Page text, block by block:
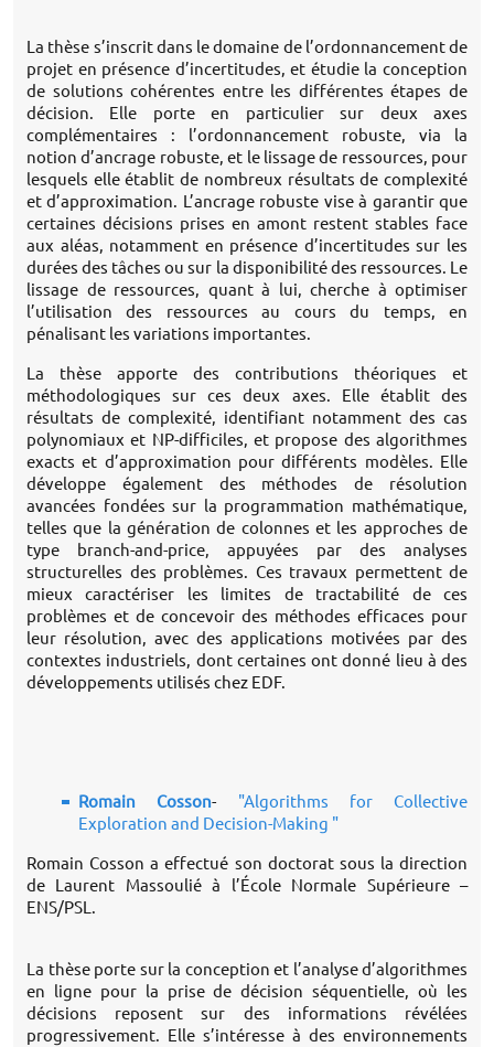
La thèse s’inscrit dans le domaine de l’ordonnancement de
projet en présence d’incertitudes, et étudie la conception
de solutions cohérentes entre les différentes étapes de
décision. Elle porte en particulier sur deux axes
complémentaires : l’ordonnancement robuste, via la
notion d’ancrage robuste, et le lissage de ressources, pour
lesquels elle établit de nombreux résultats de complexité
et d’approximation. L’ancrage robuste vise à garantir que
certaines décisions prises en amont restent stables face
aux aléas, notamment en présence d’incertitudes sur les
durées des tâches ou sur la disponibilité des ressources. Le
lissage de ressources, quant à lui, cherche à optimiser
l’utilisation des ressources au cours du temps, en
pénalisant les variations importantes.
La thèse apporte des contributions théoriques et
méthodologiques sur ces deux axes. Elle établit des
résultats de complexité, identifiant notamment des cas
polynomiaux et NP-difficiles, et propose des algorithmes
exacts et d’approximation pour différents modèles. Elle
développe également des méthodes de résolution
avancées fondées sur la programmation mathématique,
telles que la génération de colonnes et les approches de
type branch-and-price, appuyées par des analyses
structurelles des problèmes. Ces travaux permettent de
mieux caractériser les limites de tractabilité de ces
problèmes et de concevoir des méthodes efficaces pour
leur résolution, avec des applications motivées par des
contextes industriels, dont certaines ont donné lieu à des
développements utilisés chez EDF.
Romain Cosson- "Algorithms for Collective
Exploration and Decision-Making "
Romain Cosson a effectué son doctorat sous la direction
de Laurent Massoulié à l’École Normale Supérieure –
ENS/PSL.
La thèse porte sur la conception et l’analyse d’algorithmes
en ligne pour la prise de décision séquentielle, où les
décisions reposent sur des informations révélées
progressivement. Elle s’intéresse à des environnements